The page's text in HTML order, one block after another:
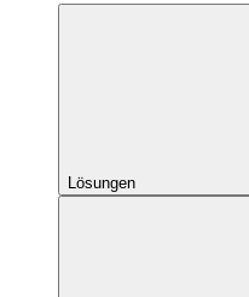
Lösungen